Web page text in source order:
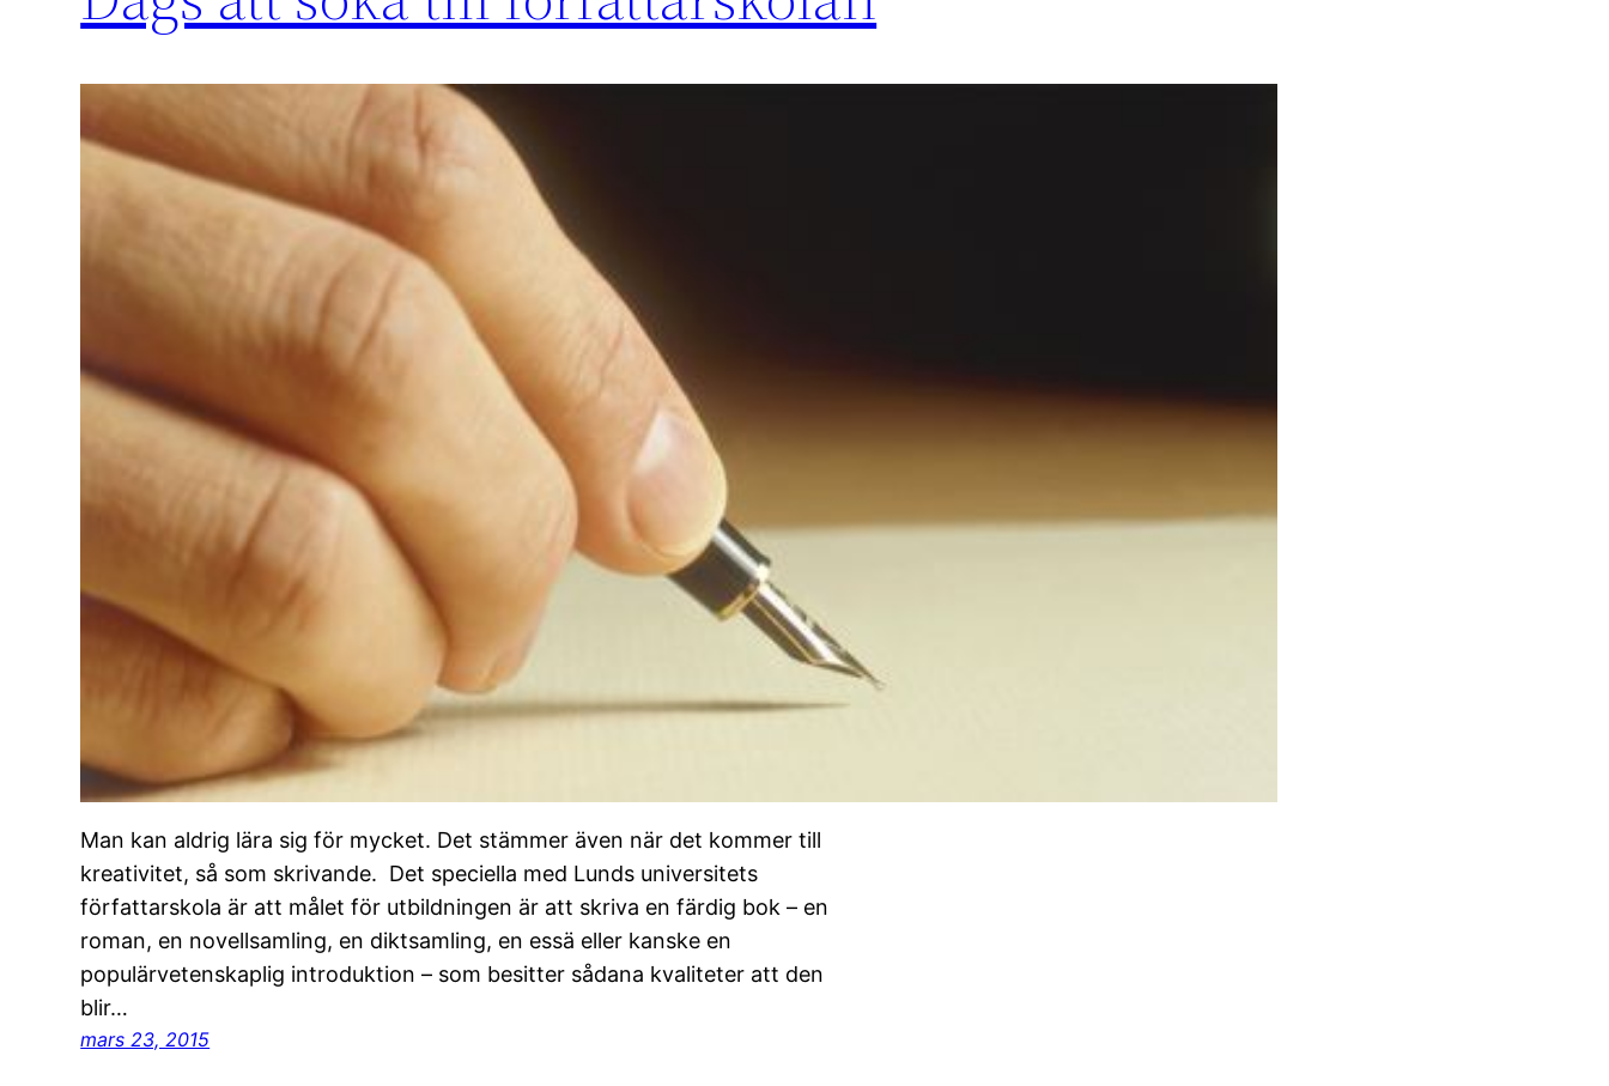
Man kan aldrig lära sig för mycket. Det stämmer även när det kommer till
kreativitet, så som skrivande. Det speciella med Lunds universitets
författarskola är att målet för utbildningen är att skriva en färdig bok – en
roman, en novellsamling, en diktsamling, en essä eller kanske en
populärvetenskaplig introduktion – som besitter sådana kvaliteter att den
blir…
mars 23, 2015